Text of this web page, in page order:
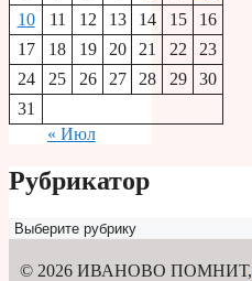
10
11 12 13 14 15
16
17
18 19 20 21 22
23
24
25 26 27 28 29
30
31
« Июл
Рубрикатор
Рубрикатор
© 2026 ИВАНОВО ПОМНИТ,